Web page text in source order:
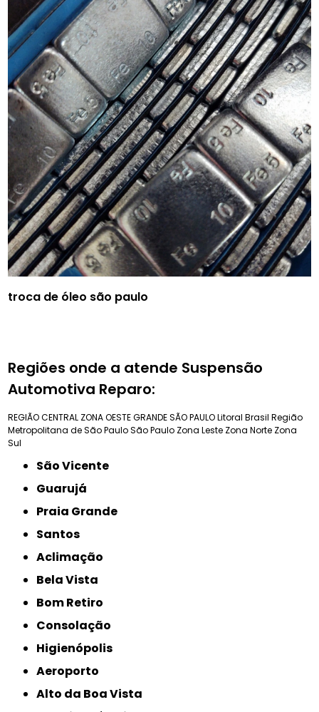
troca de óleo são paulo
Regiões onde a atende Suspensão
Automotiva Reparo:
REGIÃO CENTRAL ZONA OESTEGRANDE SÃO PAULOLitoral Brasil Região
Metropolitana de São PauloSão Paulo Zona Leste Zona Norte Zona
Sul
São Vicente
Guarujá
Praia Grande
Santos
Aclimação
Bela Vista
Bom Retiro
Consolação
Higienópolis
Aeroporto
Alto da Boa Vista